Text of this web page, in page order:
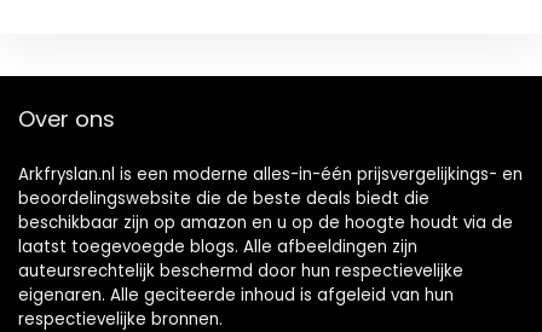
Over ons
Arkfryslan.nl is een moderne alles-in-één prijsvergelijkings- en
beoordelingswebsite die de beste deals biedt die
beschikbaar zijn op amazon en u op de hoogte houdt via de
laatst toegevoegde blogs. Alle afbeeldingen zijn
auteursrechtelijk beschermd door hun respectievelijke
eigenaren. Alle geciteerde inhoud is afgeleid van hun
respectievelijke bronnen.